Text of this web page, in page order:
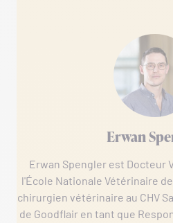
Erwan
Erwan Spengler est Docteur
l'École Nationale Vétérinaire
chirurgien vétérinaire au CHV
de Goodflair en tant que